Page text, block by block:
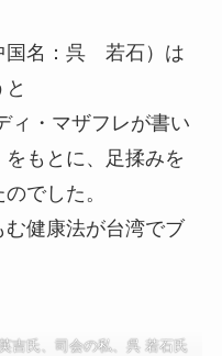
国名：呉 若石）は
・マザフレが書い
もとに、足揉みを
でした。
健康法が台湾でブ
吉氏、司会の私、呉 若石氏